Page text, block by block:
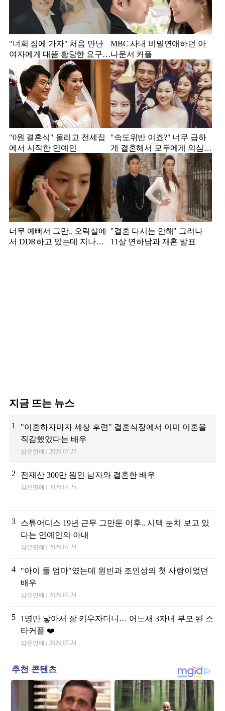
"너희 집에 가자" 처음 만난
여자에게 대뜸 황당한 요구
했다는 MBC 아나운서
MBC 사내 비밀연애하던 아
나운서 커플
"0원 결혼식" 올리고 전세집
에서 시작한 연예인
"속도위반 이죠?" 너무 급하
게 결혼해서 모두에게 의심
받았던 스타
너무 예뻐서 그만.. 오락실에
서 DDR하고 있는데 지나가
"결혼 다시는 안해" 그러나
11살 연하남과 재혼 발표
지금 뜨는 뉴스
1
"이혼하자마자 세상 후련" 결혼식장에서 이미 이혼을
직감했었다는 배우
삶은연예 2026.07.27
2 전재산 300만 원인 남자와 결혼한 배우
삶은연예 2026.07.25
3
스튜어디스 19년 근무 그만둔 이후.. 시댁 눈치 보고 있
다는 연예인의 아내
삶은연예 2026.07.24
4
"아이 둘 엄마"였는데 원빈과 조인성의 첫 사랑이었던
배우
삶은연예 2026.07.24
5
1명만 낳아서 잘 키우자더니… 어느새 3자녀 부모 된 스
타커플 ❤️
삶은연예 2026.07.24